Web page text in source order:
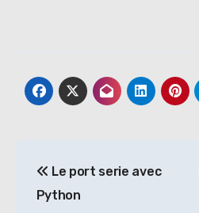
de
Le port serie avec
Python